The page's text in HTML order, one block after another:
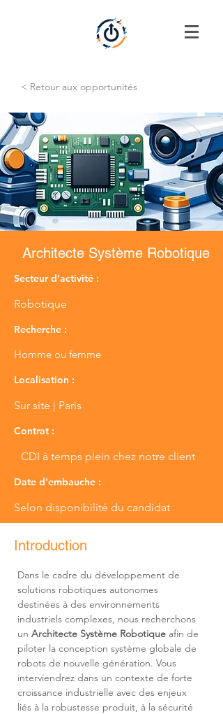
< Retour aux opportunités
Architecte Système Robotique
Secteur d'activité :
Robotique
Recherche :
Homme ou femme
Localisation :
Sur site | Paris
Contrat :
CDI à temps plein chez notre client
Date d'embauche :
Selon disponibilité du candidat
Introduction
Dans le cadre du développement de
solutions robotiques autonomes
destinées à des environnements
industriels complexes, nous recherchons
un Architecte Système Robotique afin de
piloter la conception système globale de
robots de nouvelle génération. Vous
interviendrez dans un contexte de forte
croissance industrielle avec des enjeux
liés à la robustesse produit, à la sécurité